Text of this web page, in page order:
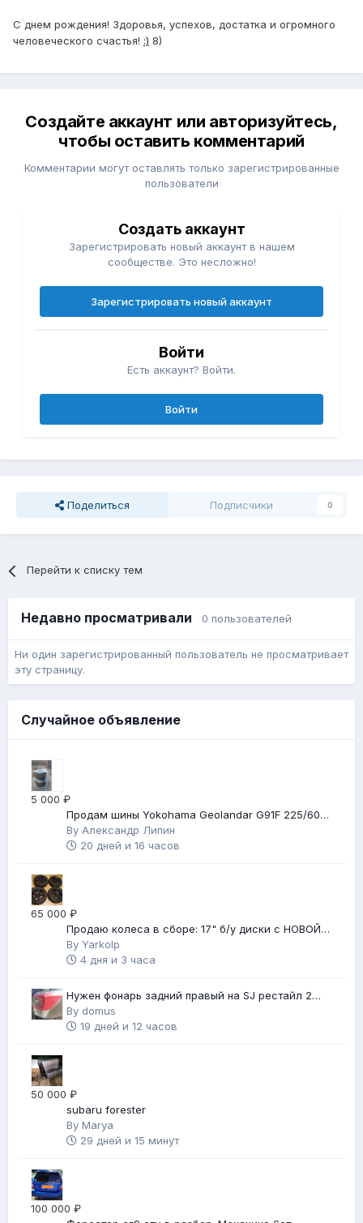
С днем рождения! Здоровья, успехов, достатка и огромного
человеческого счастья! :) 8)
Создайте аккаунт или авторизуйтесь,
чтобы оставить комментарий
Комментарии могут оставлять только зарегистрированные
пользователи
Создать аккаунт
Зарегистрировать новый аккаунт в нашем
сообществе. Это несложно!
Зарегистрировать новый аккаунт
Войти
Есть аккаунт? Войти.
Войти
Поделиться Подписчики 0
Перейти к списку тем
Недавно просматривали 0 пользователей
Ни один зарегистрированный пользователь не просматривает
эту страницу.
Случайное объявление
5 000 ₽
Продам шины Yokohama Geolandar G91F 225/60
R17
By Александр Липин
20 дней и 16 часов
65 000 ₽
Продаю колеса в сборе: 17" б/у диски с НОВОЙ
зимней резиной
By Yarkolp
4 дня и 3 часа
Нужен фонарь задний правый на SJ рестайл 2
(2018 г.в.)
By domus
19 дней и 12 часов
50 000 ₽
subaru forester
By Marya
29 дней и 15 минут
100 000 ₽